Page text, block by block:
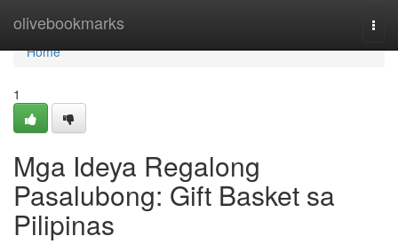
olivebookmarks
Home
Home
1
Mga Ideya Regalong
Pasalubong: Gift Basket sa
Pilipinas